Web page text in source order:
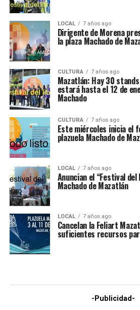
LOCAL 7 años ago
Dirigente de Morena
la plaza Machado de
CULTURA 7 años ago
Mazatlán: Hay 30
estará hasta el 12 de
Machado
CULTURA 7 años ago
Este miércoles inicia el
plazuela Machado de
LOCAL 7 años ago
Anuncian el “Festival
Machado de Mazatlán
LOCAL 7 años ago
Cancelan la Feliart
suficientes recursos
-Publicidad-